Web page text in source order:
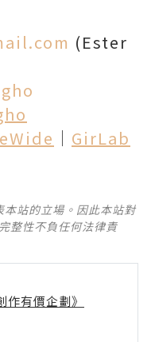
(Ester
│ GirLab
站的立場。因此本站對
整性不負任何法律責
作有價企劃》